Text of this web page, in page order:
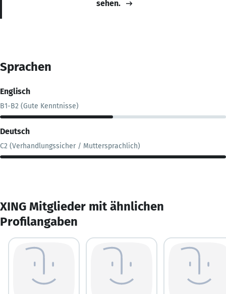
sehen.
Sprachen
Englisch
B1-B2 (Gute Kenntnisse)
Deutsch
C2 (Verhandlungssicher / Muttersprachlich)
XING Mitglieder mit ähnlichen
Profilangaben